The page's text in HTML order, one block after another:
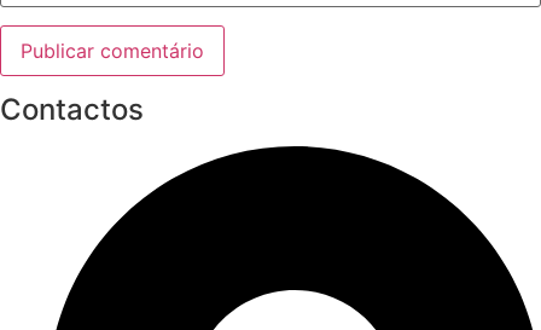
Contactos